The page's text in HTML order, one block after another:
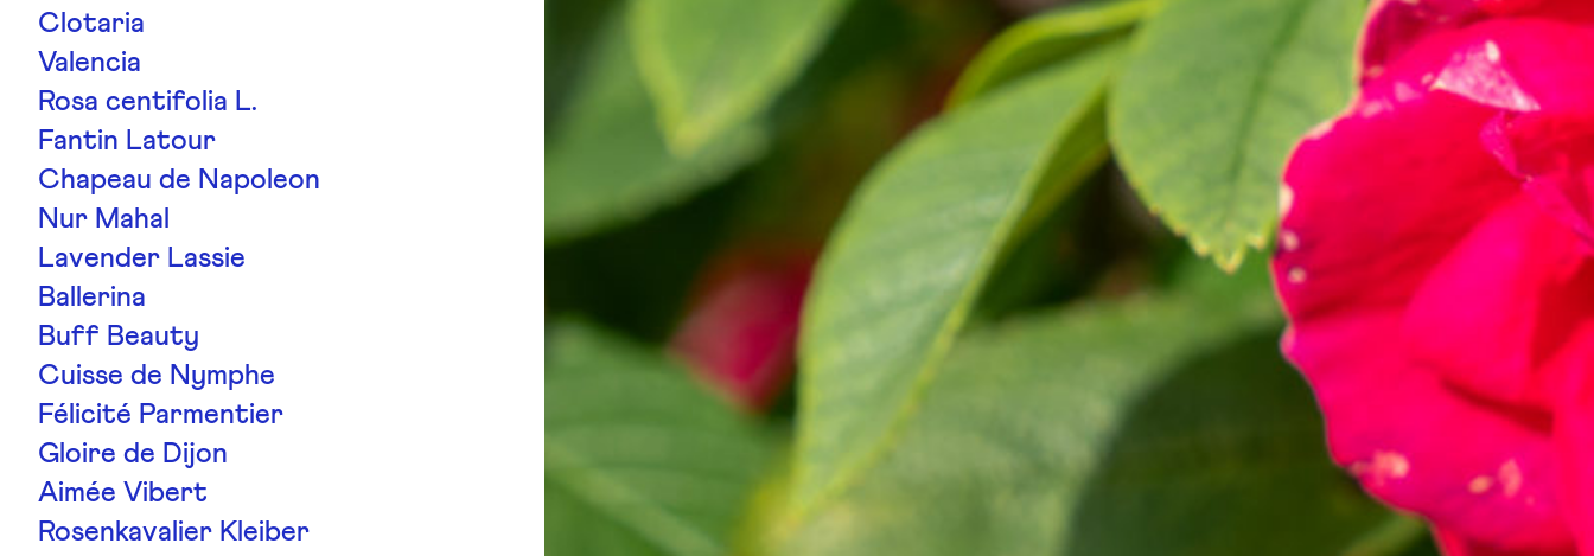
Clotaria
Valencia
Rosa centifolia L.
Fantin Latour
Chapeau de Napoleon
Nur Mahal
Lavender Lassie
Ballerina
Buff Beauty
Cuisse de Nymphe
Félicité Parmentier
Gloire de Dijon
Aimée Vibert
Rosenkavalier Kleiber